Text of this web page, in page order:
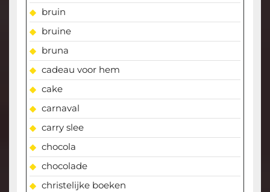
bruin
bruine
bruna
cadeau voor hem
cake
carnaval
carry slee
chocola
chocolade
christelijke boeken